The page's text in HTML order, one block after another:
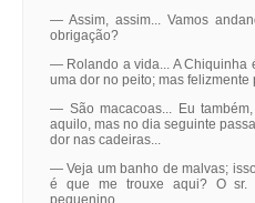
— Assim, assim... Vamos
obrigação?
— Rolando a vida... A Chiquinha
uma dor no peito; mas felizmente
— São macacoas... Eu
aquilo, mas no dia seguinte
dor nas cadeiras...
— Veja um banho de malvas;
é que me trouxe aqui? O sr.
pequenino.